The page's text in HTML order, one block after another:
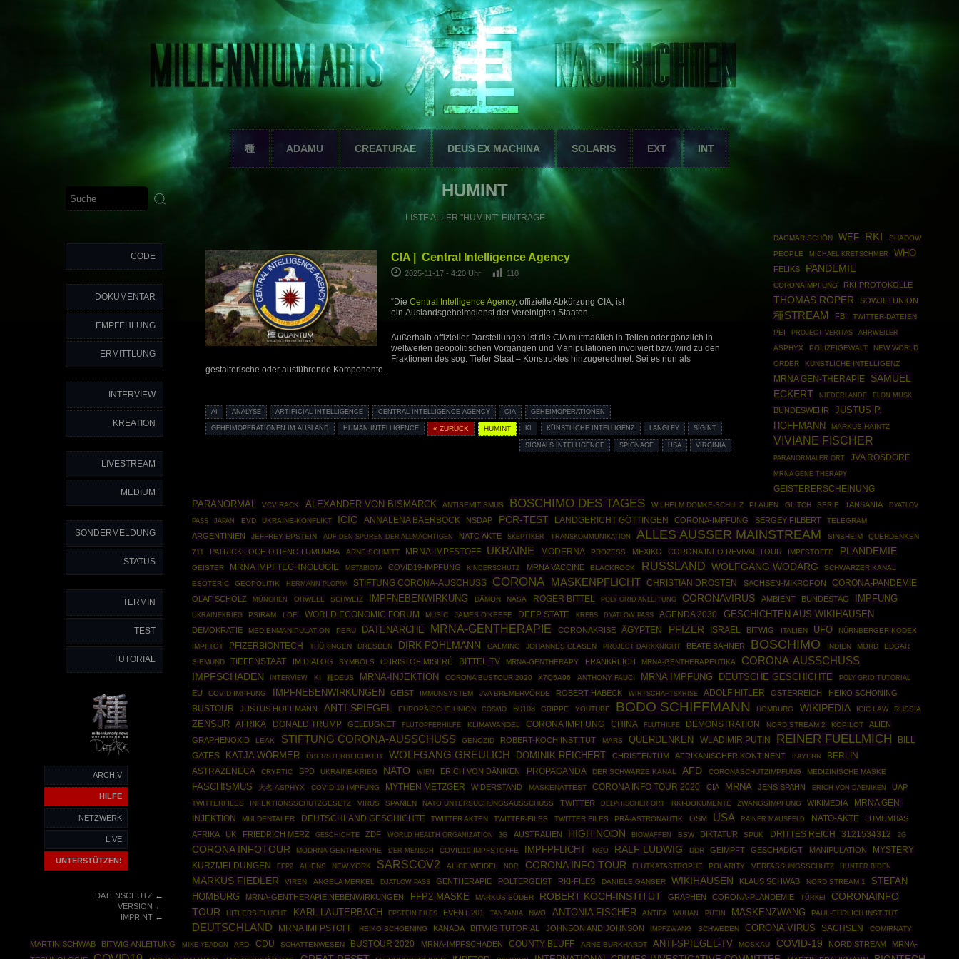
種 ADAMU CREATURAE DEUS EX MACHINA SOLARIS EXT INT
CODE
DOKUMENTAR
EMPFEHLUNG
ERMITTLUNG
INTERVIEW
KREATION
LIVESTREAM
MEDIUM
SONDERMELDUNG
STATUS
TERMIN
TEST
TUTORIAL
ARCHIV
HILFE
NETZWERK
LIVE
UNTERSTÜTZEN!
DATENSCHUTZ←
VERSION ←
IMPRINT←
HUMINT
LISTE ALLER "HUMINT" EINTRÄGE
CIA | Central Intelligence Agency
2025-11-17 - 4:20 Uhr 110
“Die Central Intelligence Agency, offizielle Abkürzung CIA, ist
ein Auslandsgeheimdienst der Vereinigten Staaten.
Außerhalb offizieller Darstellungen ist die CIA mutmaßlich in Teilen oder gänzlich in
weltweiten geopolitischen Vorgängen und Manipulationen involviert bzw. wird zu den
Fraktionen des sog. Tiefer Staat – Konstruktes hinzugerechnet. Sei es nun als
gestalterische oder ausführende Komponente.
AI ANALYSE ARTIFICIAL INTELLIGENCE CENTRAL INTELLIGENCE AGENCY CIA GEHEIMOPERATIONEN
GEHEIMOPERATIONEN IM AUSLAND HUMAN INTELLIGENCE « ZURÜCK HUMINT KI KÜNSTLICHE INTELLIGENZ LANGLEY SIGINT
SIGNALS INTELLIGENCE SPIONAGE USA VIRGINIA
DAGMAR SCHÖN WEF RKI
SHADOW
PEOPLE
MICHAEL KRETSCHMER WHO
FELIKS PANDEMIE
CORONAIMPFUNG RKI-PROTOKOLLE
THOMAS RÖPER SOWJETUNION
種STREAM FBI
TWITTER-DATEIEN
PEI
PROJECT VERITAS
AHRWEILER
ASPHYX
POLIZEIGEWALT
NEW WORLD
ORDER
KÜNSTLICHE INTELLIGENZ
MRNA GEN-THERAPIE
SAMUEL
ECKERT
NIEDERLANDE ELON MUSK
BUNDESWEHR
JUSTUS P.
HOFFMANN
MARKUS HAINTZ
VIVIANE FISCHER
PARANORMALER ORT JVA ROSDORF
MRNA GENE THERAPY
GEISTERERSCHEINUNG
PARANORMAL VCV RACK ALEXANDER VON BISMARCK ANTISEMITISMUS BOSCHIMO DES TAGES WILHELM DOMKE-SCHULZ PLAUEN GLITCH SERIE TANSANIA DYATLOV
PASS JAPAN EVD UKRAINE-KONFLIKT ICIC ANNALENA BAERBOCK NSDAP PCR-TEST LANDGERICHT GÖTTINGEN CORONA-IMPFUNG SERGEY FILBERT TELEGRAM
ARGENTINIEN JEFFREY EPSTEIN AUF DEN SPUREN DER ALLMÄCHTIGEN NATO AKTE SKEPTIKER TRANSKOMMUNIKATION ALLES AUSSER MAINSTREAM SINSHEIM
QUERDENKEN
711
PATRICK LOCH OTIENO LUMUMBA ARNE SCHMITT MRNA-IMPFSTOFF UKRAINE MODERNA PROZESS MEXIKO CORONA INFO REVIVAL TOUR IMPFSTOFFE PLANDEMIE
GEISTER MRNA IMPFTECHNOLOGIE METABIOTA COVID19-IMPFUNG KINDERSCHUTZ MRNA VACCINE BLACKROCK RUSSLAND WOLFGANG WODARG
SCHWARZER KANAL
ESOTERIC
GEOPOLITIK HERMANN PLOPPA STIFTUNG CORONA-AUSCHUSS CORONA MASKENPFLICHT CHRISTIAN DROSTEN SACHSEN-MIKROFON CORONA-PANDEMIE
OLAF SCHOLZ MÜNCHEN ORWELL SCHWEIZ IMPFNEBENWIRKUNG DÄMON NASA ROGER BITTEL POLY GRID ANLEITUNG CORONAVIRUS AMBIENT BUNDESTAG IMPFUNG
UKRAINEKRIEG PSIRAM LOFI WORLD ECONOMIC FORUM MUSIC JAMES O'KEEFE DEEP STATE KREBS DYATLOW PASS AGENDA 2030 GESCHICHTEN AUS WIKIHAUSEN
DEMOKRATIE MEDIENMANIPULATION PERU DATENARCHE MRNA-GENTHERAPIE CORONAKRISE ÄGYPTEN PFIZER ISRAEL BITWIG ITALIEN UFO
NÜRNBERGER KODEX
IMPFTOT
PFIZERBIONTECH THÜRINGEN DRESDEN DIRK POHLMANN CALMING JOHANNES CLASEN PROJECT DARKKNIGHT BEATE BAHNER BOSCHIMO INDIEN MORD
EDGAR
SIEMUND
TIEFENSTAAT IM DIALOG SYMBOLS CHRISTOF MISERÉ BITTEL TV MRNA-GENTHERAPY FRANKREICH MRNA-GENTHERAPEUTIKA
CORONA-AUSSCHUSS
IMPFSCHADEN
INTERVIEW KI 種DEUS MRNA-INJEKTION CORONA BUSTOUR 2020 X7Q5A96 ANTHONY FAUCI MRNA IMPFUNG DEUTSCHE GESCHICHTE POLY GRID TUTORIAL
EU COVID-IMPFUNG IMPFNEBENWIRKUNGEN GEIST IMMUNSYSTEM JVA BREMERVÖRDE ROBERT HABECK WIRTSCHAFTSKRISE ADOLF HITLER ÖSTERREICH HEIKO SCHÖNING
BUSTOUR JUSTUS HOFFMANN ANTI-SPIEGEL EUROPÄISCHE UNION COSMO B0108 GRIPPE YOUTUBE BODO SCHIFFMANN HOMBURG WIKIPEDIA ICIC.LAW RUSSIA
ZENSUR AFRIKA DONALD TRUMP GELEUGNET FLUTOPFERHILFE KLIMAWANDEL CORONA IMPFUNG CHINA FLUTHILFE DEMONSTRATION NORD STREAM 2 KOPILOT
ALIEN
GRAPHENOXID
LEAK STIFTUNG CORONA-AUSSCHUSS GENOZID ROBERT-KOCH INSTITUT MARS QUERDENKEN WLADIMIR PUTIN REINER FUELLMICH
BILL
GATES
KATJA WÖRMER ÜBERSTERBLICHKEIT WOLFGANG GREULICH DOMINIK REICHERT CHRISTENTUM AFRIKANISCHER KONTINENT BAYERN
BERLIN
ASTRAZENECA
CRYPTIC SPD UKRAINE-KRIEG NATO WIEN ERICH VON DÄNIKEN PROPAGANDA DER SCHWARZE KANAL AFD CORONASCHUTZIMPFUNG MEDIZINISCHE MASKE
FASCHISMUS 大名 ASPHYX COVID-19-IMPFUNG MYTHEN METZGER WIDERSTAND MASKENATTEST CORONA INFO TOUR 2020 CIA MRNA JENS SPAHN ERICH VON DAENIKEN UAP
TWITTERFILES INFEKTIONSSCHUTZGESETZ VIRUS SPANIEN NATO UNTERSUCHUNGSAUSSCHUSS TWITTER DELPHISCHER ORT RKI-DOKUMENTE ZWANGSIMPFUNG WIKIMEDIA
MRNA GEN-
INJEKTION
MULDENTALER DEUTSCHLAND GESCHICHTE TWITTER AKTEN TWITTER-FILES TWITTER FILES PRÄ-ASTRONAUTIK OSM USA RAINER MAUSFELD NATO-AKTE
LUMUMBAS
AFRIKA
UK FRIEDRICH MERZ GESCHICHTE ZDF WORLD HEALTH ORGANIZATION 3G AUSTRALIEN HIGH NOON BIOWAFFEN BSW DIKTATUR SPUK DRITTES REICH 3121534312 2G
CORONA INFOTOUR MODRNA-GENTHERAPIE DER MENSCH COVID19-IMPFSTOFFE IMPFPFLICHT NGO RALF LUDWIG DDR GEIMPFT GESCHÄDIGT MANIPULATION
MYSTERY
KURZMELDUNGEN
FFP2 ALIENS NEW YORK SARSCOV2 ALICE WEIDEL NDR CORONA INFO TOUR FLUTKATASTROPHE POLARITY VERFASSUNGSSCHUTZ HUNTER BIDEN
MARKUS FIEDLER VIREN ANGELA MERKEL DJATLOW PASS GENTHERAPIE POLTERGEIST RKI-FILES DANIELE GANSER WIKIHAUSEN KLAUS SCHWAB NORD STREAM 1
STEFAN
HOMBURG
MRNA-GENTHERAPIE NEBENWIRKUNGEN FFP2 MASKE MARKUS SÖDER ROBERT KOCH-INSTITUT GRAPHEN CORONA-PLANDEMIE TÜRKEI
CORONAINFO
TOUR
HITLERS FLUCHT KARL LAUTERBACH EPSTEIN FILES EVENT 201 TANZANIA NWO ANTONIA FISCHER ANTIFA WUHAN PUTIN MASKENZWANG PAUL-EHRLICH INSTITUT
DEUTSCHLAND MRNA IMFPSTOFF HEIKO SCHOENING KANADA BITWIG TUTORIAL JOHNSON AND JOHNSON IMPFZWANG SCHWEDEN CORONA VIRUS SACHSEN COMIRNATY
MARTIN SCHWAB BITWIG ANLEITUNG MIKE YEADON ARD CDU SCHATTENWESEN BUSTOUR 2020 MRNA-IMPFSCHADEN COUNTY BLUFF ARNE BURKHARDT ANTI-SPIEGEL-TV MOSKAU COVID-19 NORD STREAM
MRNA-